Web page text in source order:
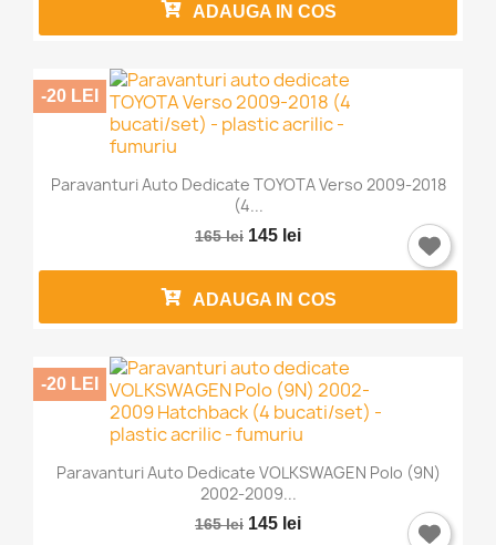
ADAUGA IN COS
Paravanturi Auto Dedicate TOYOTA Verso 2009-2018
(4...
165 lei 145 lei
-20 LEI
ADAUGA IN COS
Paravanturi Auto Dedicate VOLKSWAGEN Polo (9N)
2002-2009...
165 lei 145 lei
-20 LEI